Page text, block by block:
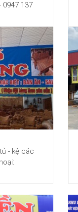
0947 137
- kệ các